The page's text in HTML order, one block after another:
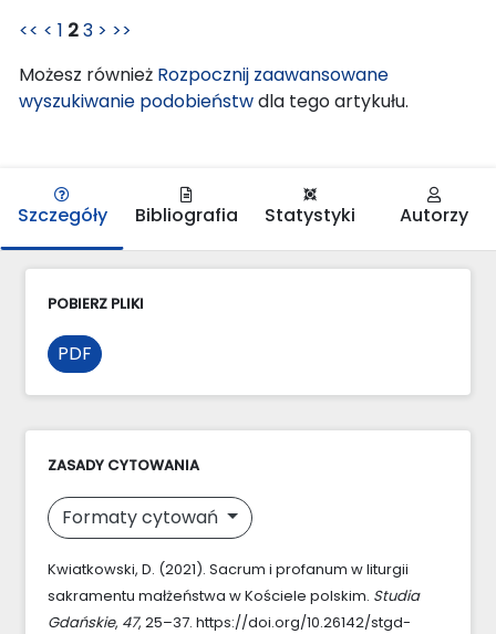
<< < 1 23 > >>
Możesz również Rozpocznij zaawansowane
wyszukiwanie podobieństwdla tego artykułu.
Szczegóły Bibliografia Statystyki Autorzy
POBIERZ PLIKI
PDF
ZASADY CYTOWANIA
Formaty cytowań
Kwiatkowski, D. (2021). Sacrum i profanum w liturgii
sakramentu małżeństwa w Kościele polskim. Studia
Gdańskie, 47, 25–37. https://doi.org/10.26142/stgd-